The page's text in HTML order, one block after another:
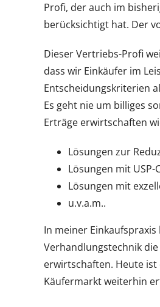
Profi, der auch im
berücksichtigt hat. Der
Dieser Vertriebs-Profi
dass wir Einkäufer im
Entscheidungskriterien
Es geht nie um billiges
Erträge erwirtschaften
Lösungen zur
Lösungen mit USP-
Lösungen mit
u.v.a.m..
In meiner
Verhandlungstechnik
erwirtschaften. Heute
Käufermarkt weiterhin